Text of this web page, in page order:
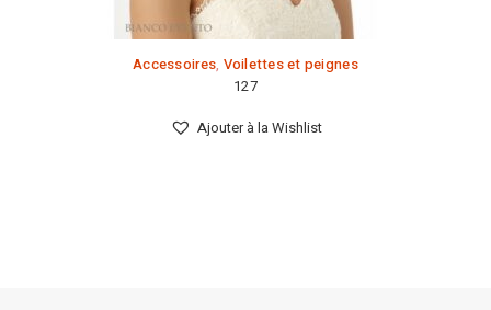
Accessoires, Voilettes et peignes
127
Ajouter à la Wishlist